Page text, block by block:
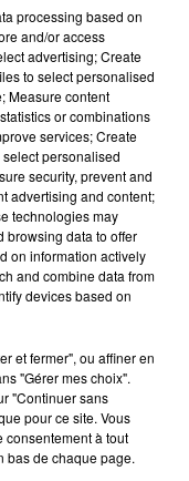
processing based on
and/or access
advertising; Create
to select personalised
Measure content
or combinations
services; Create
personalised
security, prevent and
advertising and content;
technologies may
browsing data to offer
on information actively
and combine data from
devices based on
et fermer", ou affiner en
"Gérer mes choix".
"Continuer sans
pour ce site. Vous
consentement à tout
bas de chaque page.